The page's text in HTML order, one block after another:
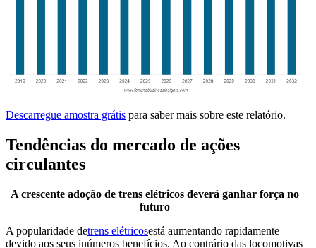
Descarregue amostra grátis para saber mais sobre este relatório.
Tendências do mercado de ações
circulantes
A crescente adoção de trens elétricos deverá ganhar força no
futuro
A popularidade detrens elétricosestá aumentando rapidamente
devido aos seus inúmeros benefícios. Ao contrário das locomotivas